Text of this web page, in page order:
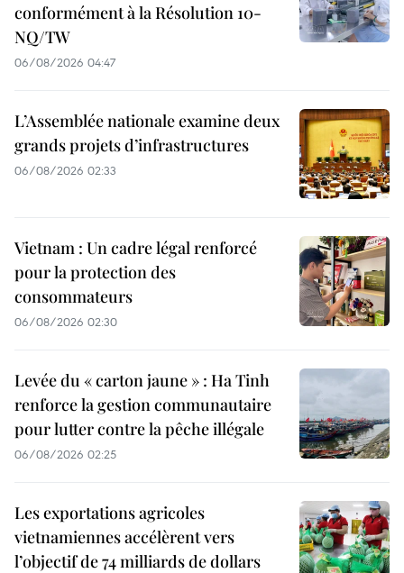
conformément à la Résolution 10-
NQ/TW
06/08/2026 04:47
L’Assemblée nationale examine deux
grands projets d’infrastructures
06/08/2026 02:33
Vietnam : Un cadre légal renforcé
pour la protection des
consommateurs
06/08/2026 02:30
Levée du « carton jaune » : Ha Tinh
renforce la gestion communautaire
pour lutter contre la pêche illégale
06/08/2026 02:25
Les exportations agricoles
vietnamiennes accélèrent vers
l’objectif de 74 milliards de dollars